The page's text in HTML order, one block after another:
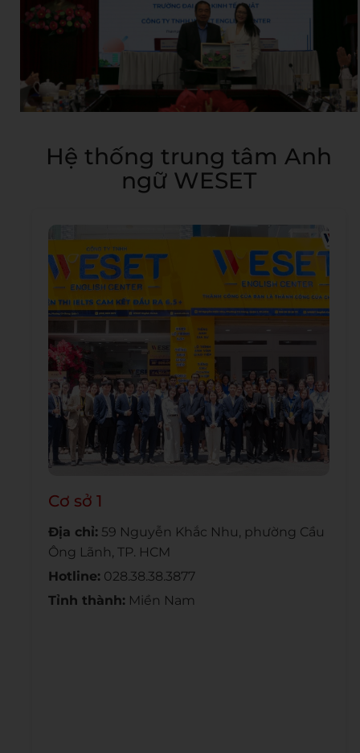
Hệ thống trung tâm Anh
ngữ WESET
Cơ sở 1
Địa chỉ: 59 Nguyễn Khắc Nhu, phường Cầu
Ông Lãnh, TP. HCM
Hotline: 028.38.38.3877
Tỉnh thành: Miền Nam